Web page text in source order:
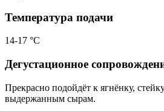
Температура подачи
14-17 °С
Дегустационное
Прекрасно подойдёт к ягнёнку,
выдержанным сырам.